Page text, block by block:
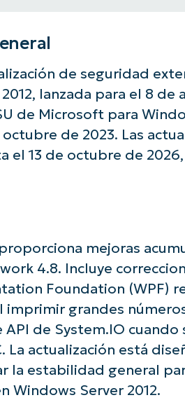
de seguridad
lanzada para el 8
de Microsoft para
de 2023. Las
el 13 de octubre de
mejoras
4.8. Incluye
Foundation (WPF)
imprimir grandes
de System.IO
La actualización está
la estabilidad general
Windows Server 2012.
¡Empiece